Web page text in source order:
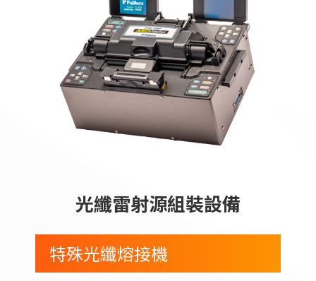
光纖雷射源組裝設備
特殊光纖熔接機